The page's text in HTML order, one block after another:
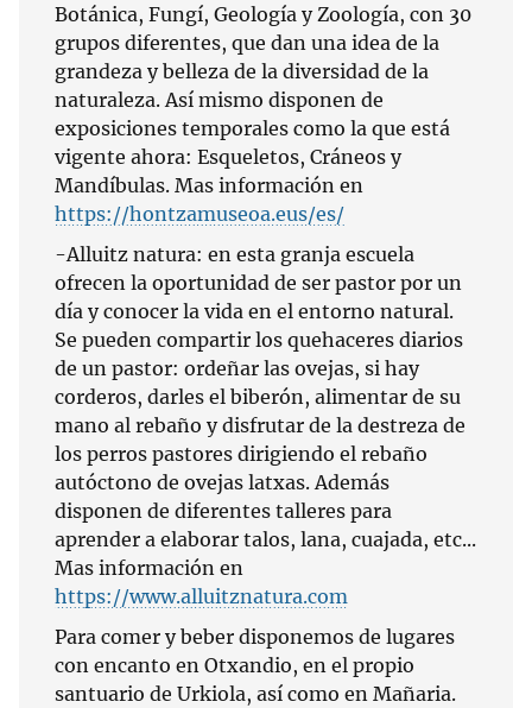
Botánica, Fungí, Geología y Zoología, con 30
grupos diferentes, que dan una idea de la
grandeza y belleza de la diversidad de la
naturaleza. Así mismo disponen de
exposiciones temporales como la que está
vigente ahora: Esqueletos, Cráneos y
Mandíbulas. Mas información en
https://hontzamuseoa.eus/es/
-Alluitz natura: en esta granja escuela
ofrecen la oportunidad de ser pastor por un
día y conocer la vida en el entorno natural.
Se pueden compartir los quehaceres diarios
de un pastor: ordeñar las ovejas, si hay
corderos, darles el biberón, alimentar de su
mano al rebaño y disfrutar de la destreza de
los perros pastores dirigiendo el rebaño
autóctono de ovejas latxas. Además
disponen de diferentes talleres para
aprender a elaborar talos, lana, cuajada, etc...
Mas información en
https://www.alluitznatura.com
Para comer y beber disponemos de lugares
con encanto en Otxandio, en el propio
santuario de Urkiola, así como en Mañaria.